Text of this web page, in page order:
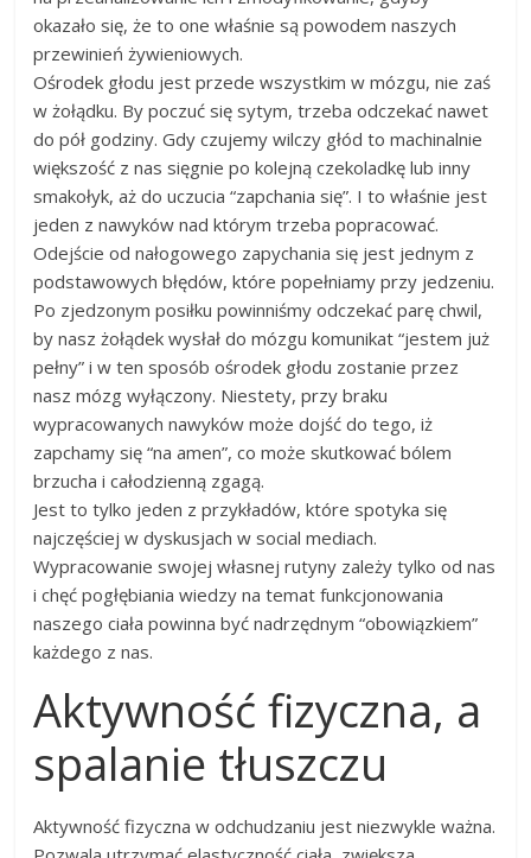
okazało się, że to one właśnie są powodem naszych
przewinień żywieniowych.
Ośrodek głodu jest przede wszystkim w mózgu, nie zaś
w żołądku. By poczuć się sytym, trzeba odczekać nawet
do pół godziny. Gdy czujemy wilczy głód to machinalnie
większość z nas sięgnie po kolejną czekoladkę lub inny
smakołyk, aż do uczucia “zapchania się”. I to właśnie jest
jeden z nawyków nad którym trzeba popracować.
Odejście od nałogowego zapychania się jest jednym z
podstawowych błędów, które popełniamy przy jedzeniu.
Po zjedzonym posiłku powinniśmy odczekać parę chwil,
by nasz żołądek wysłał do mózgu komunikat “jestem już
pełny” i w ten sposób ośrodek głodu zostanie przez
nasz mózg wyłączony. Niestety, przy braku
wypracowanych nawyków może dojść do tego, iż
zapchamy się “na amen”, co może skutkować bólem
brzucha i całodzienną zgagą.
Jest to tylko jeden z przykładów, które spotyka się
najczęściej w dyskusjach w social mediach.
Wypracowanie swojej własnej rutyny zależy tylko od nas
i chęć pogłębiania wiedzy na temat funkcjonowania
naszego ciała powinna być nadrzędnym “obowiązkiem”
każdego z nas.
Aktywność fizyczna, a
spalanie tłuszczu
Aktywność fizyczna w odchudzaniu jest niezwykle ważna.